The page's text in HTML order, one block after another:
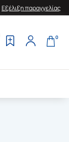
Εξέλιξη παραγγελίας
0